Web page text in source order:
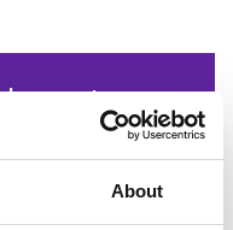
About
prata
kan